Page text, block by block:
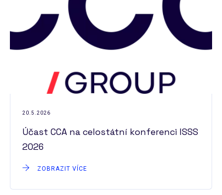
20.5.2026
Účast CCA na celostátní konferenci ISSS
2026
ZOBRAZIT VÍCE